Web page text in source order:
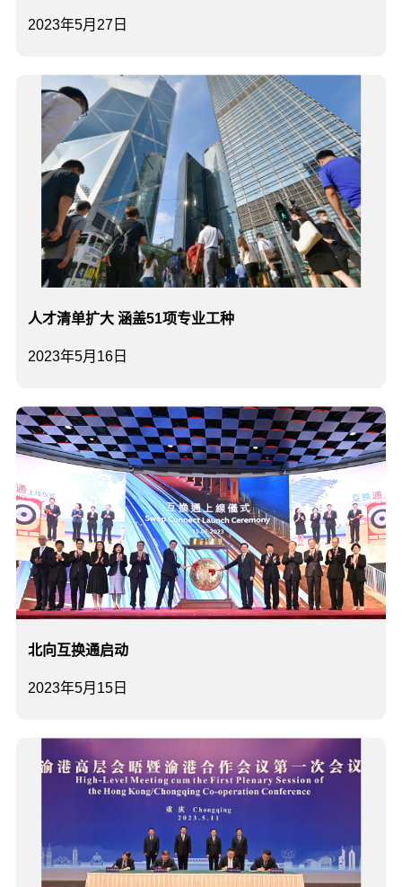
2023年5月27日
2023年5月16日
人才清单扩大 涵盖51项专业工种
2023年5月15日
北向互换通启动